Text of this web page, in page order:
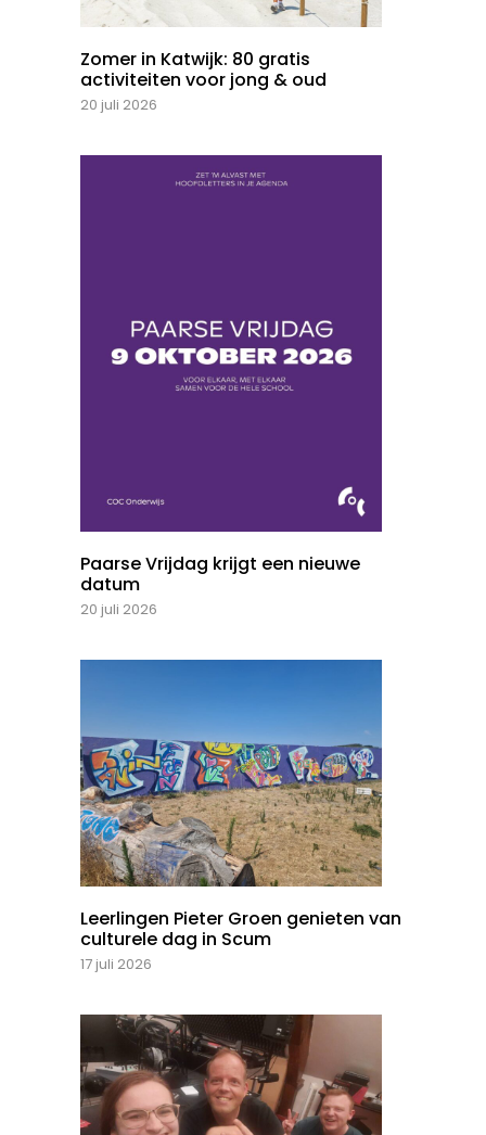
Zomer in Katwijk: 80 gratis
activiteiten voor jong & oud
20 juli 2026
Paarse Vrijdag krijgt een nieuwe
datum
20 juli 2026
Leerlingen Pieter Groen genieten van
culturele dag in Scum
17 juli 2026